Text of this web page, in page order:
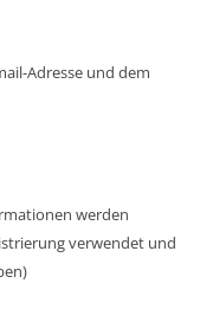
Adresse und dem
werden
verwendet und